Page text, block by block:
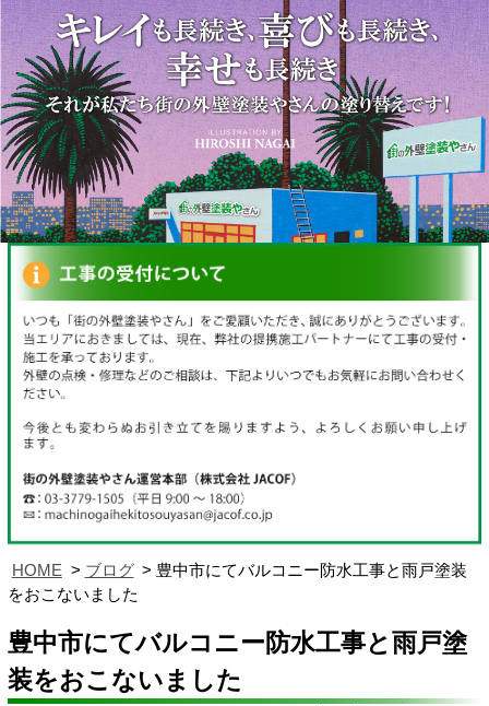
HOME ブログ
豊中市にてバルコニー防水工事と雨戸塗装
をおこないました
豊中市にてバルコニー防水工事と雨戸塗
装をおこないました